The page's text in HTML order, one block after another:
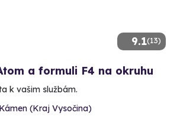
9.1(13)
a formuli F4 na okruhu
k vašim službám.
(Kraj Vysočina)